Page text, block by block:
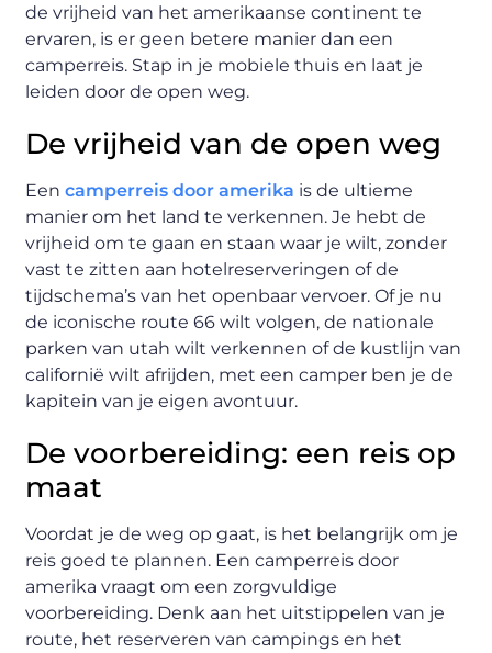
de vrijheid van het amerikaanse continent te
ervaren, is er geen betere manier dan een
camperreis. Stap in je mobiele thuis en laat je
leiden door de open weg.
De vrijheid van de open weg
Eencamperreis door amerika is de ultieme
manier om het land te verkennen. Je hebt de
vrijheid om te gaan en staan waar je wilt, zonder
vast te zitten aan hotelreserveringen of de
tijdschema’s van het openbaar vervoer. Of je nu
de iconische route 66 wilt volgen, de nationale
parken van utah wilt verkennen of de kustlijn van
californië wilt afrijden, met een camper ben je de
kapitein van je eigen avontuur.
De voorbereiding: een reis op
maat
Voordat je de weg op gaat, is het belangrijk om je
reis goed te plannen. Een camperreis door
amerika vraagt om een zorgvuldige
voorbereiding. Denk aan het uitstippelen van je
route, het reserveren van campings en het